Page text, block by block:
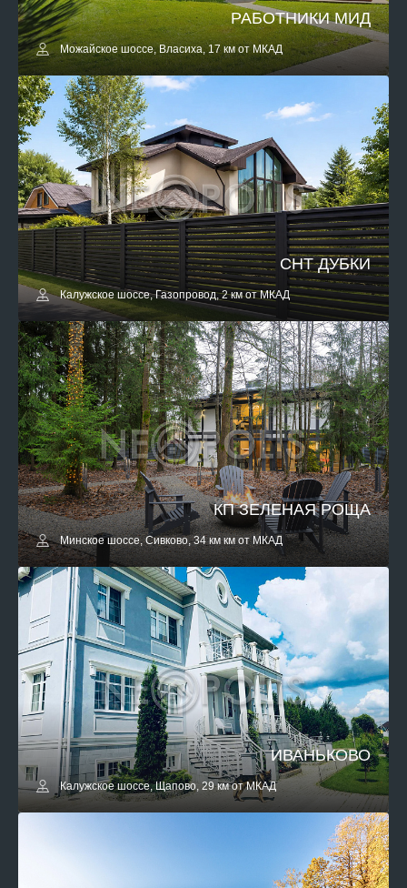
РАБОТНИКИ МИД
Можайское шоссе, Власиха, 17 км от МКАД
СНТ ДУБКИ
Калужское шоссе, Газопровод, 2 км от МКАД
КП ЗЕЛЕНАЯ РОЩА
Минское шоссе, Сивково, 34 км км от МКАД
ИВАНЬКОВО
Калужское шоссе, Щапово, 29 км от МКАД